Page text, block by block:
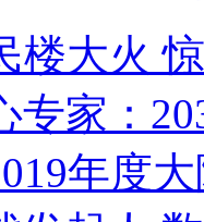
楼大火
专家：
年度